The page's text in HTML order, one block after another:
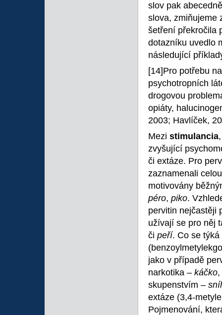
slov pak
slova, zmiňujeme
šetření překročila
dotazníku uvedlo
následující
[14]Pro potřebu
psychotropních
drogovou
opiáty,
2003; Havlíček,
Mezi stimulancia
zvyšující
či extáze. Pro
zaznamenali
motivovány
péro, piko.
pervitin nejčastěji
užívají se pro něj
či peří. Co se
jako v případě
narkotika – káčko,
skupenstvím –
extáze (3,4-
Pojmenování,